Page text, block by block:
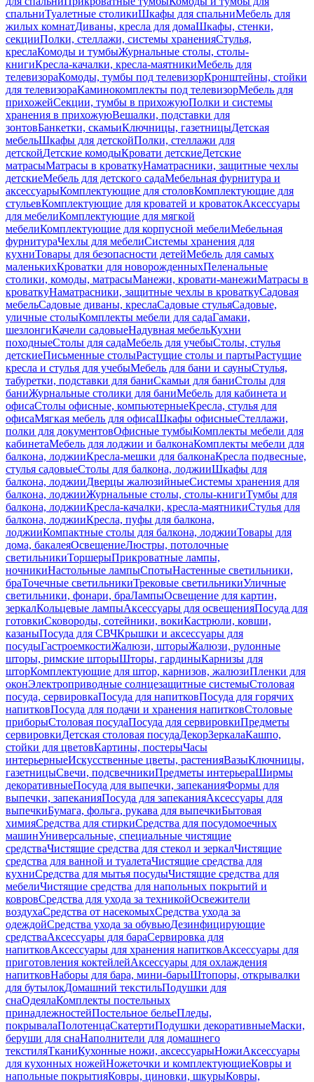
спальниТуалетные столикиШкафы для спальниМебель для
жилых комнатДиваны, кресла для домаШкафы, стенки,
секцииПолки, стеллажи, системы храненияСтулья,
креслаКомоды и тумбыЖурнальные столы, столы-
книгиКресла-качалки, кресла-маятникиМебель для
телевизораКомоды, тумбы под телевизорКронштейны, стойки
для телевизораКаминокомплекты под телевизорМебель для
прихожейСекции, тумбы в прихожуюПолки и системы
хранения в прихожуюВешалки, подставки для
зонтовБанкетки, скамьиКлючницы, газетницыДетская
мебельШкафы для детскойПолки, стеллажи для
детскойДетские комодыКровати детскиеДетские
матрасыМатрасы в кроваткуНаматрасники, защитные чехлы
детскиеМебель для детского садаМебельная фурнитура и
аксессуарыКомплектующие для столовКомплектующие для
стульевКомплектующие для кроватей и кроватокАксессуары
для мебелиКомплектующие для мягкой
мебелиКомплектующие для корпусной мебелиМебельная
фурнитураЧехлы для мебелиСистемы хранения для
кухниТовары для безопасности детейМебель для самых
маленькихКроватки для новорожденныхПеленальные
столики, комоды, матрасыМанежи, кровати-манежиМатрасы в
кроваткуНаматрасники, защитные чехлы в кроваткуСадовая
мебельСадовые диваны, креслаСадовые стульяСадовые,
уличные столыКомплекты мебели для садаГамаки,
шезлонгиКачели садовыеНадувная мебельКухни
походныеСтолы для садаМебель для учебыСтолы, стулья
детскиеПисьменные столыРастущие столы и партыРастущие
кресла и стулья для учебыМебель для бани и сауныСтулья,
табуретки, подставки для баниСкамьи для баниСтолы для
баниЖурнальные столики для баниМебель для кабинета и
офисаСтолы офисные, компьютерныеКресла, стулья для
офисаМягкая мебель для офисаШкафы офисныеСтеллажи,
полки для документовОфисные тумбыКомплекты мебели для
кабинетаМебель для лоджии и балконаКомплекты мебели для
балкона, лоджииКресла-мешки для балконаКресла подвесные,
стулья садовыеСтолы для балкона, лоджииШкафы для
балкона, лоджииДверцы жалюзийныеСистемы хранения для
балкона, лоджииЖурнальные столы, столы-книгиТумбы для
балкона, лоджииКресла-качалки, кресла-маятникиСтулья для
балкона, лоджииКресла, пуфы для балкона,
лоджииКомпактные столы для балкона, лоджииТовары для
дома, бакалеяОсвещениеЛюстры, потолочные
светильникиТоршерыПрикроватные лампы,
ночникиНастольные лампыСпотыНастенные светильники,
браТочечные светильникиТрековые светильникиУличные
светильники, фонари, браЛампыОсвещение для картин,
зеркалКольцевые лампыАксессуары для освещенияПосуда для
готовкиСковороды, сотейники, вокиКастрюли, ковши,
казаныПосуда для СВЧКрышки и аксессуары для
посудыГастроемкостиЖалюзи, шторыЖалюзи, рулонные
шторы, римские шторыШторы, гардиныКарнизы для
шторКомплектующие для штор, карнизов, жалюзиПленки для
оконЭлектроприводные солнцезащитные системыСтоловая
посуда, сервировкаПосуда для напитковПосуда для горячих
напитковПосуда для подачи и хранения напитковСтоловые
приборыСтоловая посудаПосуда для сервировкиПредметы
сервировкиДетская столовая посудаДекорЗеркалаКашпо,
стойки для цветовКартины, постерыЧасы
интерьерныеИскусственные цветы, растенияВазыКлючницы,
газетницыСвечи, подсвечникиПредметы интерьераШирмы
декоративныеПосуда для выпечки, запеканияФормы для
выпечки, запеканияПосуда для запеканияАксессуары для
выпечкиБумага, фольга, рукава для выпечкиБытовая
химияСредства для стиркиСредства для посудомоечных
машинУниверсальные, специальные чистящие
средстваЧистящие средства для стекол и зеркалЧистящие
средства для ванной и туалетаЧистящие средства для
кухниСредства для мытья посудыЧистящие средства для
мебелиЧистящие средства для напольных покрытий и
ковровСредства для ухода за техникойОсвежители
воздухаСредства от насекомыхСредства ухода за
одеждойСредства ухода за обувьюДезинфицирующие
средстваАксессуары для бараСервировка для
напитковАксессуары для хранения напитковАксессуары для
приготовления коктейлейАксессуары для охлаждения
напитковНаборы для бара, мини-барыШтопоры, открывалки
для бутылокДомашний текстильПодушки для
снаОдеялаКомплекты постельных
принадлежностейПостельное бельеПледы,
покрывалаПолотенцаСкатертиПодушки декоративныеМаски,
беруши для снаНаполнители для домашнего
текстиляТканиКухонные ножи, аксессуарыНожиАксессуары
для кухонных ножейНожеточки и комплектующиеКовры и
напольные покрытияКовры, циновки, шкурыКовры,